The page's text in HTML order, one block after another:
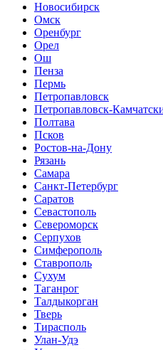
Новосибирск
Омск
Оренбург
Орел
Ош
Пенза
Пермь
Петропавловск
Петропавловск-
Полтава
Псков
Ростов-на-Дону
Рязань
Самара
Санкт-Петербург
Саратов
Севастополь
Североморск
Серпухов
Симферополь
Ставрополь
Сухум
Таганрог
Tалдыкорган
Тверь
Тирасполь
Улан-Удэ